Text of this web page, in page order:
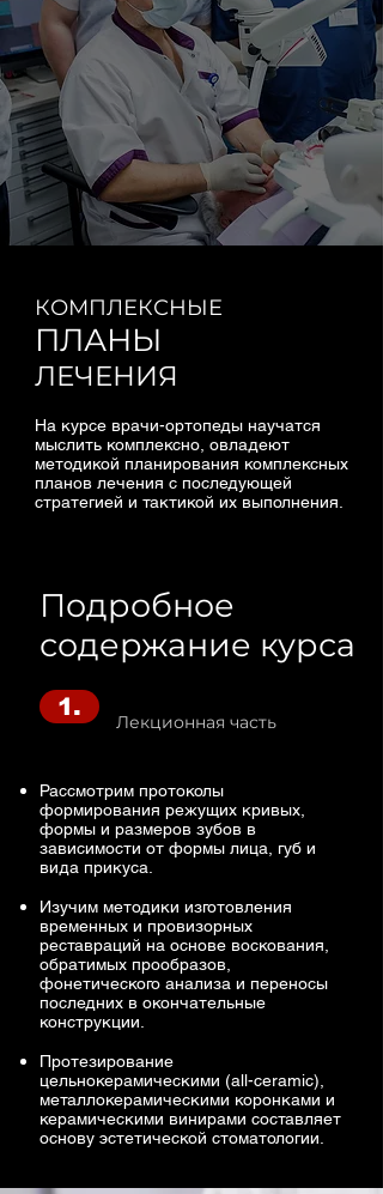
КОМПЛЕКСНЫЕ
ПЛАНЫ
ЛЕЧЕНИЯ
На курсе врачи-ортопеды научатся
мыслить комплексно, овладеют
методикой планирования комплексных
планов лечения с последующей
стратегией и тактикой их выполнения.
Подробное
содержание курса
1.
Лекционная часть
Рассмотрим протоколы
формирования режущих кривых,
формы и размеров зубов в
зависимости от формы лица, губ и
вида прикуса. ​
Изучим методики изготовления
временных и провизорных
реставраций на основе воскования,
обратимых прообразов,
фонетического анализа и переносы
последних в окончательные
конструкции.
Протезирование
цельнокерамическими (all-ceramic),
металлокерамическими коронками и
керамическими винирами составляет
основу эстетической стоматологии.